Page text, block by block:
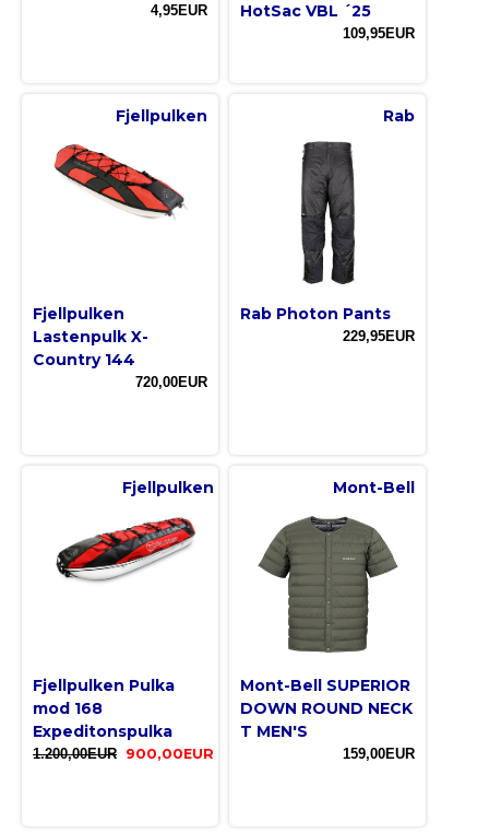
4,95EUR
HotSac VBL ´25
109,95EUR
Fjellpulken
Fjellpulken
Lastenpulk X-
Country 144
720,00EUR
Rab
Rab Photon Pants
229,95EUR
Fjellpulken
Fjellpulken Pulka
mod 168
Expeditonspulka
1.200,00EUR 900,00EUR
Mont-Bell
Mont-Bell SUPERIOR
DOWN ROUND NECK
T MEN'S
159,00EUR